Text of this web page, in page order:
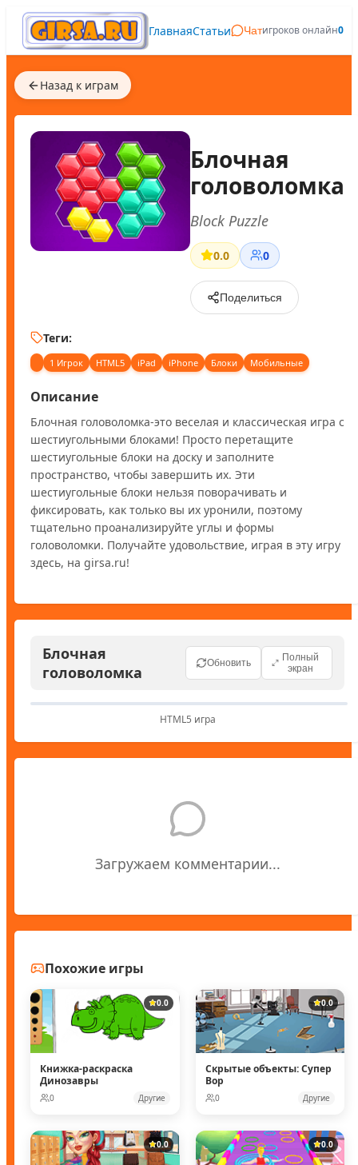
ГлавнаяСтатьи Чатигроков онлайн0
Назад к играм
Блочная
головоломка
Block Puzzle
0.0 0
Поделиться
Теги:
1 Игрок HTML5 iPad iPhone Блоки Мобильные
Описание
Блочная головоломка-это веселая и классическая игра с
шестиугольными блоками! Просто перетащите
шестиугольные блоки на доску и заполните
пространство, чтобы завершить их. Эти
шестиугольные блоки нельзя поворачивать и
фиксировать, как только вы их уронили, поэтому
тщательно проанализируйте углы и формы
головоломки. Получайте удовольствие, играя в эту игру
здесь, на girsa.ru!
Блочная
головоломка
Обновить
Полный
экран
HTML5 игра
Загружаем комментарии...
Похожие игры
0.0
Книжка-раскраска
Динозавры
0 Другие
0.0
Скрытые объекты: Супер
Вор
0 Другие
0.0 0.0